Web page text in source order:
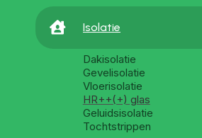
 Isolatie
Dakisolatie
Gevelisolatie
Vloerisolatie
HR++(+) glas
Geluidsisolatie
Tochtstrippen